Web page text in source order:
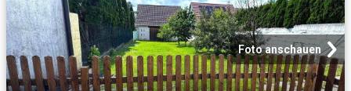
Foto anschauen